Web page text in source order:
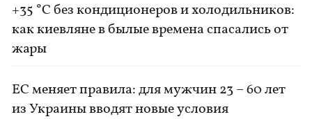
+35 °C без кондиционеров и холодильников:
как киевляне в былые времена спасались от
жары
ЕС меняет правила: для мужчин 23 – 60 лет
из Украины вводят новые условия